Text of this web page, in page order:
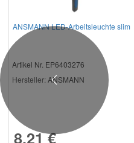
ANSMANN LED-Arbeitsleuchte slim
Artikel Nr. EP6403276
Hersteller: ANSMANN
8,21 €
Previous